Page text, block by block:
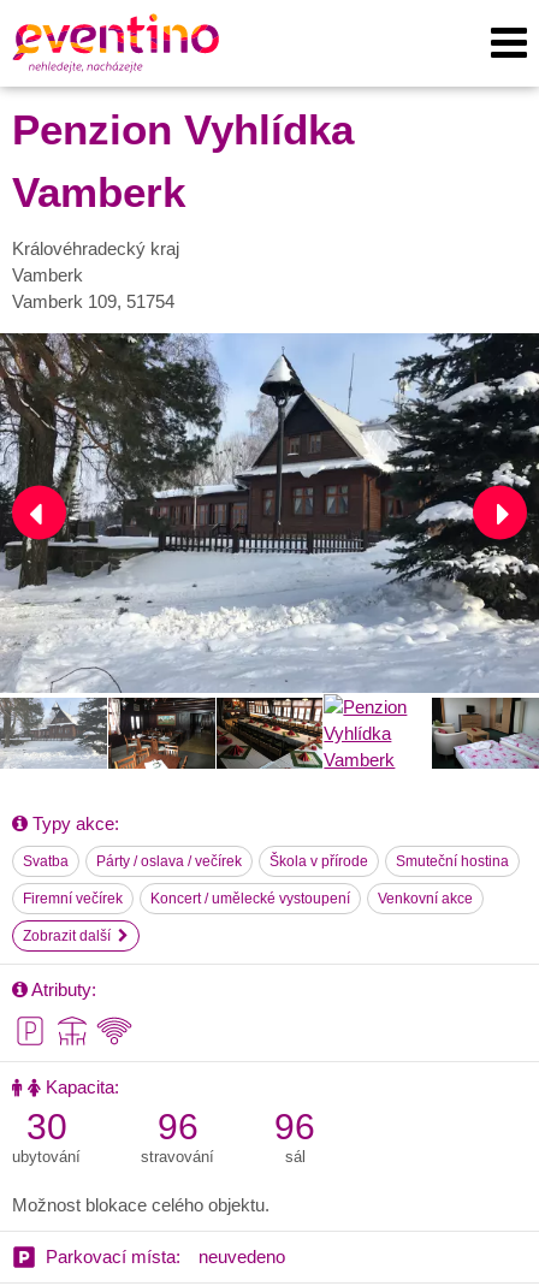
Penzion Vyhlídka
Vamberk
Královéhradecký kraj
Vamberk
Vamberk 109, 51754
Typy akce:
Svatba Párty / oslava / večírek Škola v přírode Smuteční hostina
Firemní večírek Koncert / umělecké vystoupení Venkovní akce
Zobrazit další
Atributy:
Kapacita:
30
ubytování
96
stravování
96
sál
Možnost blokace celého objektu.
Parkovací místa: neuvedeno